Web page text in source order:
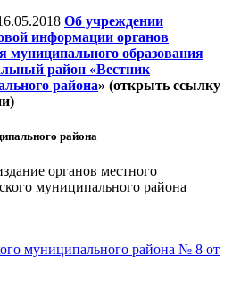
Об учреждении
информации органов
муниципального образования
район «Вестник
района» (открыть ссылку
района
органов местного
муниципального района
муниципального района № 8 от